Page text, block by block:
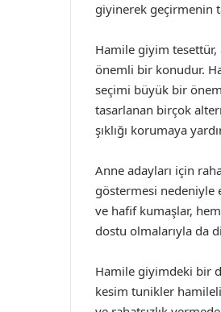
giyinerek geçirmenin
Hamile giyim tesettür,
önemli bir konudur.
seçimi büyük bir
tasarlanan birçok
şıklığı korumaya
Anne adayları için
göstermesi nedeniyle
ve hafif kumaşlar,
dostu olmalarıyla da
Hamile giyimdeki bir
kesim tunikler